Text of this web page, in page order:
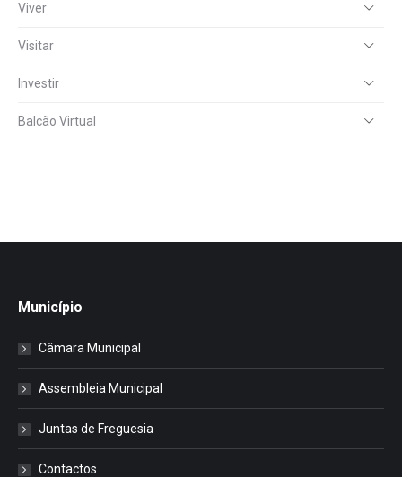
Viver
Visitar
Investir
Balcão Virtual
Município
Câmara Municipal
Assembleia Municipal
Juntas de Freguesia
Contactos